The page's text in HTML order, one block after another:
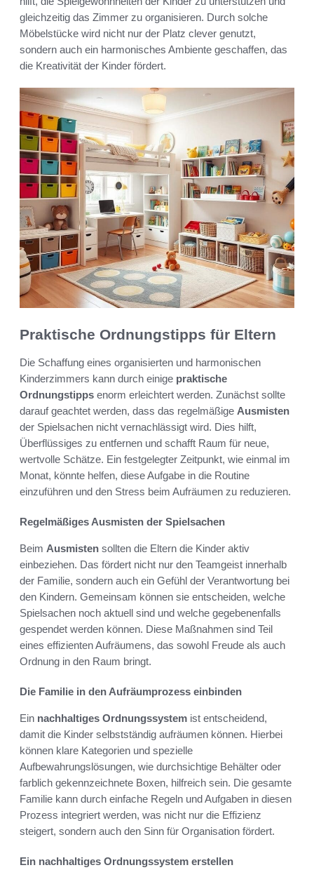
gleichzeitig das Zimmer zu organisieren. Durch solche
Möbelstücke wird nicht nur der Platz clever genutzt,
sondern auch ein harmonisches Ambiente geschaffen, das
die Kreativität der Kinder fördert.
Praktische Ordnungstipps für Eltern
Die Schaffung eines organisierten und harmonischen
Kinderzimmers kann durch einige praktische
Ordnungstipps enorm erleichtert werden. Zunächst sollte
darauf geachtet werden, dass das regelmäßige Ausmisten
der Spielsachen nicht vernachlässigt wird. Dies hilft,
Überflüssiges zu entfernen und schafft Raum für neue,
wertvolle Schätze. Ein festgelegter Zeitpunkt, wie einmal im
Monat, könnte helfen, diese Aufgabe in die Routine
einzuführen und den Stress beim Aufräumen zu reduzieren.
Regelmäßiges Ausmisten der Spielsachen
Beim Ausmisten sollten die Eltern die Kinder aktiv
einbeziehen. Das fördert nicht nur den Teamgeist innerhalb
der Familie, sondern auch ein Gefühl der Verantwortung bei
den Kindern. Gemeinsam können sie entscheiden, welche
Spielsachen noch aktuell sind und welche gegebenenfalls
gespendet werden können. Diese Maßnahmen sind Teil
eines effizienten Aufräumens, das sowohl Freude als auch
Ordnung in den Raum bringt.
Die Familie in den Aufräumprozess einbinden
Ein nachhaltiges Ordnungssystem ist entscheidend,
damit die Kinder selbstständig aufräumen können. Hierbei
können klare Kategorien und spezielle
Aufbewahrungslösungen, wie durchsichtige Behälter oder
farblich gekennzeichnete Boxen, hilfreich sein. Die gesamte
Familie kann durch einfache Regeln und Aufgaben in diesen
Prozess integriert werden, was nicht nur die Effizienz
steigert, sondern auch den Sinn für Organisation fördert.
Ein nachhaltiges Ordnungssystem erstellen